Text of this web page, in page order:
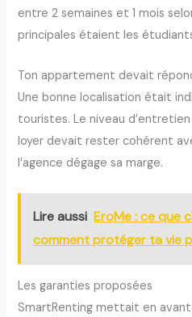
entre 2 semaines et 1 mois
principales étaient les
Ton appartement devait
Une bonne localisation était
touristes. Le niveau
loyer devait rester cohérent
l’agence dégage sa marge.
Lire aussi EroMe : ce que
comment protéger ta vie
Les garanties proposées
SmartRenting mettait en